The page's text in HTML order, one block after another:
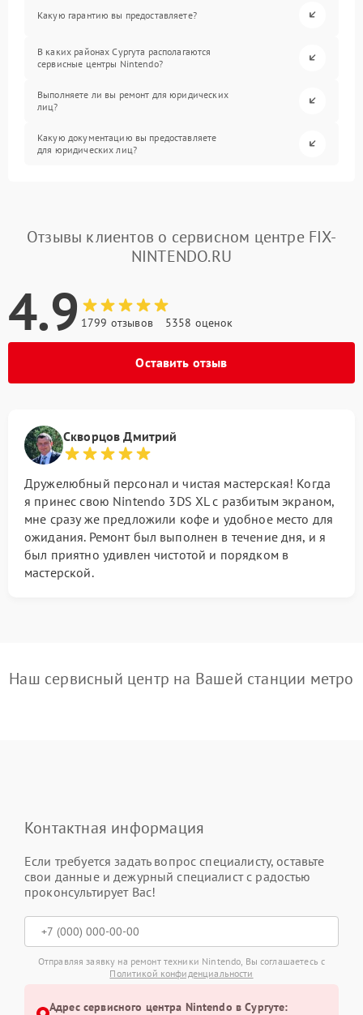
Какую гарантию вы предоставляете?
В каких районах Сургута располагаются
сервисные центры Nintendo?
Выполняете ли вы ремонт для юридических
лиц?
Какую документацию вы предоставляете
для юридических лиц?
Отзывы клиентов о сервисном центре FIX-
NINTENDO.RU
4.9 1799 отзывов 5358 оценок
Оставить отзыв
Скворцов Дмитрий
Дружелюбный персонал и чистая мастерская! Когда
я принес свою Nintendo 3DS XL с разбитым экраном,
мне сразу же предложили кофе и удобное место для
ожидания. Ремонт был выполнен в течение дня, и я
был приятно удивлен чистотой и порядком в
мастерской.
Наш сервисный центр на Вашей станции метро
Контактная информация
Если требуется задать вопрос специалисту, оставьте
свои данные и дежурный специалист с радостью
проконсультирует Вас!
Отправляя заявку на ремонт техники Nintendo, Вы соглашаетесь с
Политикой конфиденциальности
Адрес сервисного центра Nintendo в Сургуте: